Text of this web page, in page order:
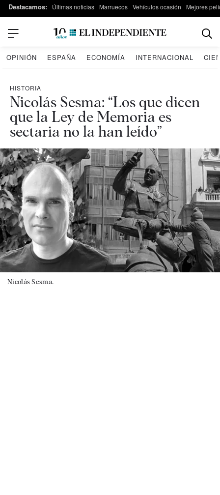
Destacamos: Últimas noticias Marruecos Vehículos ocasión Mejores
OPINIÓN ESPAÑA ECONOMÍA INTERNACIONAL
HISTORIA
Nicolás Sesma: “Los que dicen
que la Ley de Memoria es
sectaria no la han leído”
Nicolás Sesma.